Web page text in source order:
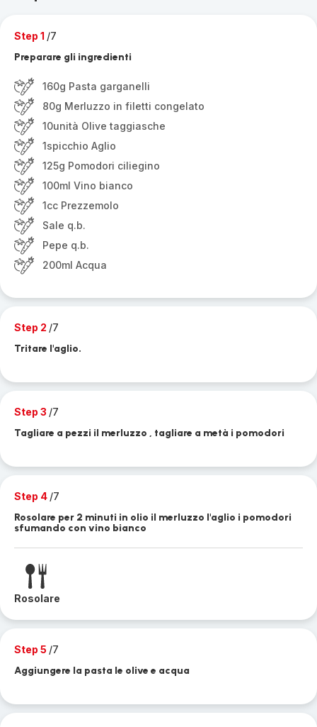
Step 1 /7
Preparare gli ingredienti
160g Pasta garganelli
80g Merluzzo in filetti congelato
10unità Olive taggiasche
1spicchio Aglio
125g Pomodori ciliegino
100ml Vino bianco
1cc Prezzemolo
Sale q.b.
Pepe q.b.
200ml Acqua
Step 2 /7
Tritare l'aglio.
Step 3 /7
Tagliare a pezzi il merluzzo , tagliare a metà i pomodori
Step 4 /7
Rosolare per 2 minuti in olio il merluzzo l'aglio i pomodori
sfumando con vino bianco
Rosolare
Step 5 /7
Aggiungere la pasta le olive e acqua